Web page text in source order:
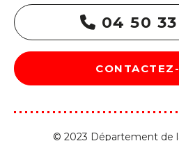
04 50
© 2023 Département de